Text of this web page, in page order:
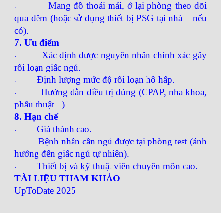
·
Mang đồ thoải mái, ở lại phòng theo dõi
qua đêm (hoặc sử dụng thiết bị PSG tại nhà – nếu
có).
7. Ưu điểm
·
Xác định được nguyên nhân chính xác gây
rối loạn giấc ngủ.
· Định lượng mức độ rối loạn hô hấp.
·
Hướng dẫn điều trị đúng (CPAP, nha khoa,
phẫu thuật...).
8. Hạn chế
· Giá thành cao.
·
Bệnh nhân cần ngủ được tại phòng test (ảnh
hưởng đến giấc ngủ tự nhiên).
·
Thiết bị và kỹ thuật viên chuyên môn cao.
TÀI LIỆU THAM KHẢO
UpToDate 2025